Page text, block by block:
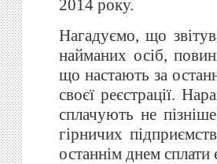
2014 року.
Нагадуємо, що
найманих осіб,
що настають за
своєї реєстрації.
сплачують не
гірничих
останнім днем